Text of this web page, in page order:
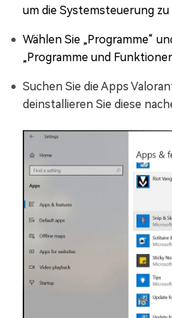
um die Systemsteuerung
Wählen Sie „Programme“
„Programme und
Suchen Sie die Apps
deinstallieren Sie diese